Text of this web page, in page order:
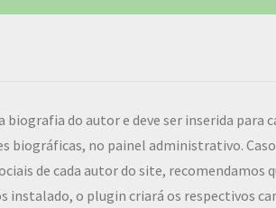
biografia do autor e deve ser inserida para
biográficas, no painel administrativo. Caso
de cada autor do site, recomendamos
instalado, o plugin criará os respectivos